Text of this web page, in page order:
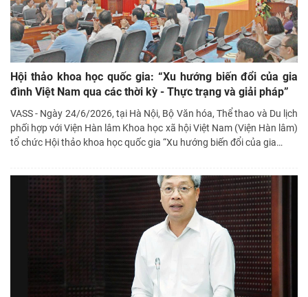
Hội thảo khoa học quốc gia: “Xu hướng biến đổi của gia
đình Việt Nam qua các thời kỳ - Thực trạng và giải pháp”
VASS - Ngày 24/6/2026, tại Hà Nội, Bộ Văn hóa, Thể thao và Du lịch
phối hợp với Viện Hàn lâm Khoa học xã hội Việt Nam (Viện Hàn lâm)
tổ chức Hội thảo khoa học quốc gia “Xu hướng biến đổi của gia…